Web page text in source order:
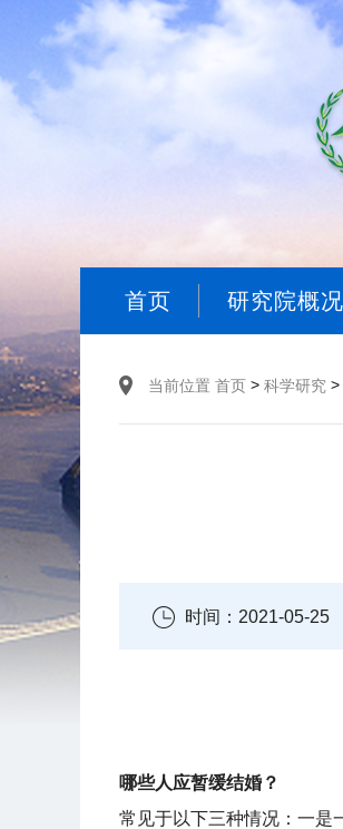
首页 研究院概况
当前位置 首页 > 科学研究 >
时间：2021-05-25
哪些人应暂缓结婚？
常见于以下三种情况：一是